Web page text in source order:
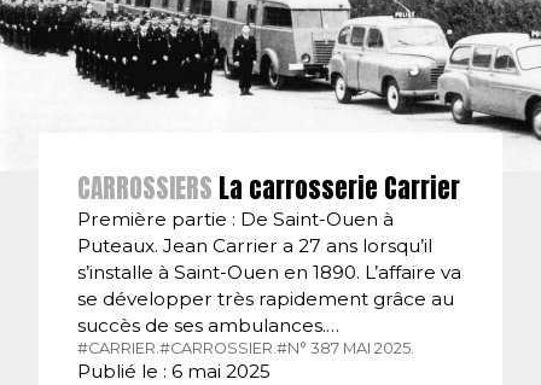
CARROSSIERS La carrosserie Carrier
Première partie : De Saint-Ouen à
Puteaux. Jean Carrier a 27 ans lorsqu’il
s’installe à Saint-Ouen en 1890. L’affaire va
se développer très rapidement grâce au
succès de ses ambulances.…
#CARRIER.#CARROSSIER.#N° 387 MAI 2025.
Publié le : 6 mai 2025